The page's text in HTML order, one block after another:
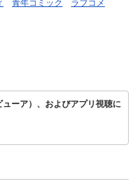
青年コミック ラブコメ
ーア）、およびアプリ視聴に